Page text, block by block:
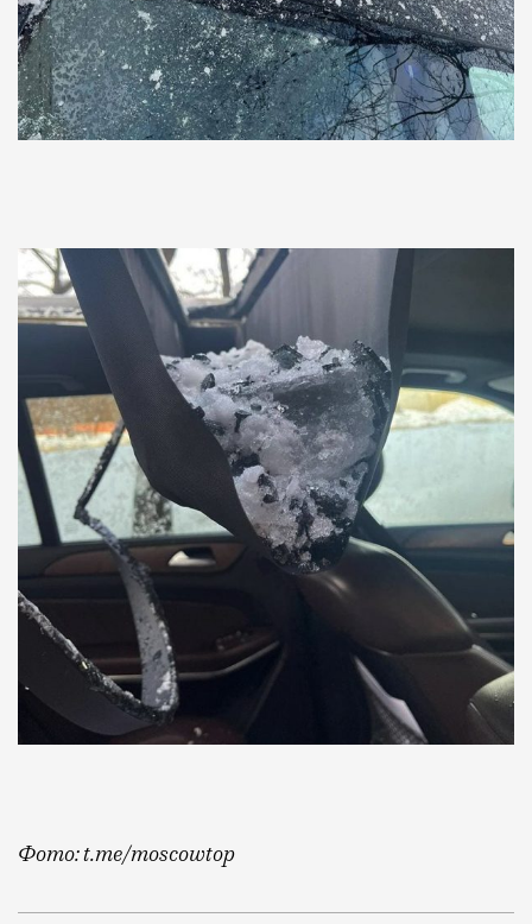
Фото: t.me/moscowtop